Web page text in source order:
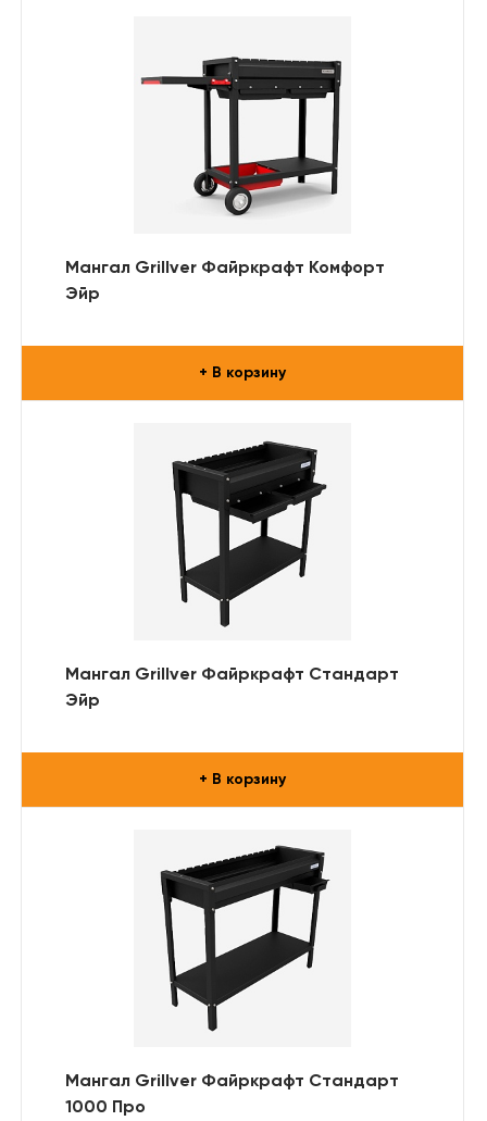
Мангал Grillver Файркрафт Комфорт
Эйр
+ В корзину
Мангал Grillver Файркрафт Стандарт
Эйр
+ В корзину
Мангал Grillver Файркрафт Стандарт
1000 Про